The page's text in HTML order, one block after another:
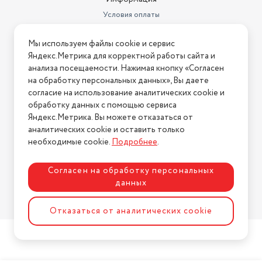
Условия оплаты
Условия возврата
Нашли ошибку на сайте? Напишите нам
2026 © Интернет-магазин "АстМаркет". У нас есть всё!
Политика конфиденциальности
Разработка сайтаASTDESIGN
Мы используем файлы cookie и сервис
Яндекс.Метрика для корректной работы сайта и
анализа посещаемости. Нажимая кнопку «Согласен
на обработку персональных данных», Вы даете
согласие на использование аналитических cookie и
обработку данных с помощью сервиса
Яндекс.Метрика. Вы можете отказаться от
аналитических cookie и оставить только
необходимые cookie.Подробнее.
Согласен на обработку персональных
данных
Отказаться от аналитических cookie